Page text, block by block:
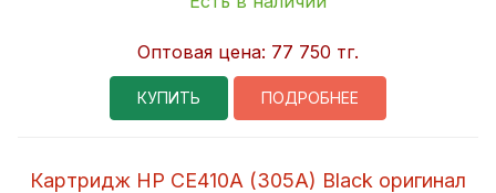
Оптовая цена: 77 750 тг.
КУПИТЬ ПОДРОБНЕЕ
Картридж HP CE410A (305A) Black оригинал